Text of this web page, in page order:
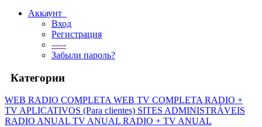
Аккаунт
Вход
Регистрация
-----
Забыли пароль?
Категории
WEB RADIO COMPLETAWEB TV COMPLETARADIO +
TVAPLICATIVOS (Para clientes) SITES ADMINISTRÁVEIS
RADIO ANUAL TV ANUAL RADIO + TV ANUAL